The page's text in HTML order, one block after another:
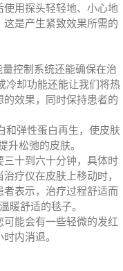
用探头轻轻地、小心地
是产生紧致效果所需的
控制系统还能确保在治
冷却功能还能让我们将热
效果，同时保持患者的
和弹性蛋白再生，使皮肤
升松弛的皮肤。
十到六十分钟，具体时
疗仪在皮肤上移动时，
表示，治疗过程舒适而
暖舒适的毯子。
能会有一些轻微的发红
内消退。